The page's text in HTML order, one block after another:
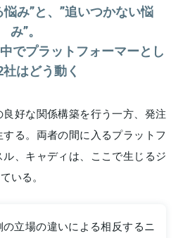
み”と、”追いつかない悩
み”。
でプラットフォーマーとし
はどう動く
好な関係構築を行う一方、発注
る。両者の間に入るプラットフ
、キャディは、ここで生じるジ
いる。
立場の違いによる相反するニ